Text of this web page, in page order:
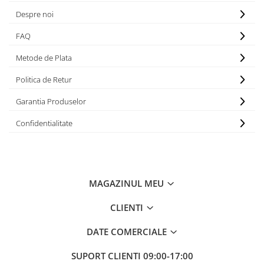
Despre noi
FAQ
Metode de Plata
Politica de Retur
Garantia Produselor
Confidentialitate
MAGAZINUL MEU
CLIENTI
DATE COMERCIALE
SUPORT CLIENTI 09:00-17:00